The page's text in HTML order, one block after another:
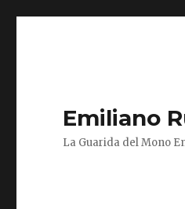
Emiliano
La Guarida del Mono